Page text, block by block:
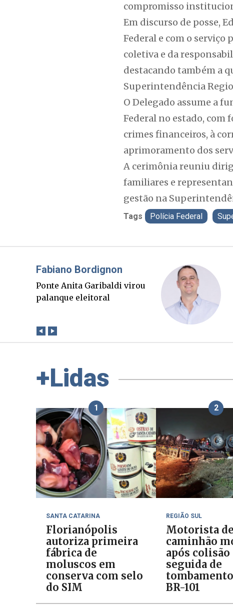
compromisso
Em discurso de posse,
Federal e com o
coletiva e da
destacando também a
Superintendência
O Delegado assume a
Federal no estado, com
crimes financeiros, à
aprimoramento dos
A cerimônia reuniu
familiares e
gestão na
Tags Polícia Federal
Misael Elias
O Boato corre mais rápido
que a verdade. Mas quem
+Lidas
1
SANTA CATARINA
Florianópolis
autoriza primeira
fábrica de
moluscos em
conserva com selo
do SIM
2
REGIÃO SUL
Motorista de
caminhão
após colisão
seguida de
BR-101